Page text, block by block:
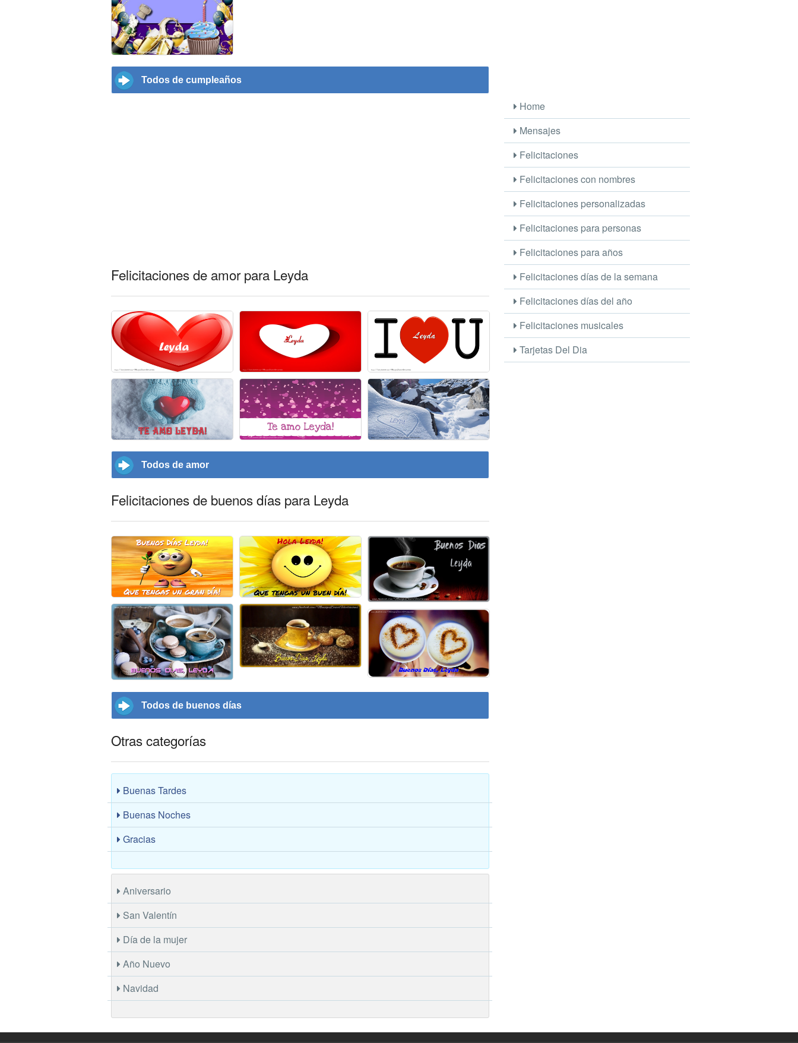
Todos de cumpleaños
Felicitaciones de amor para Leyda
Todos de amor
Felicitaciones de buenos días para Leyda
Todos de buenos días
Otras categorías
Buenas Tardes
Buenas Noches
Gracias
Aniversario
San Valentín
Día de la mujer
Año Nuevo
Navidad
Home
Mensajes
Felicitaciones
Felicitaciones con nombres
Felicitaciones personalizadas
Felicitaciones para personas
Felicitaciones para años
Felicitaciones días de la semana
Felicitaciones días del año
Felicitaciones musicales
Tarjetas Del Dia